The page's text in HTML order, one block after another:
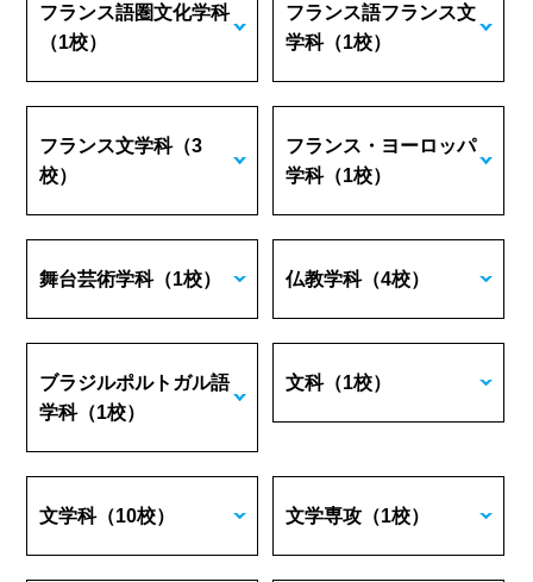
フランス語圏文化学科
（1校）
フランス語フランス文
学科（1校）
フランス文学科（3
校）
フランス・ヨーロッパ
学科（1校）
舞台芸術学科（1校） 仏教学科（4校）
ブラジルポルトガル語
学科（1校）
文科（1校）
文学科（10校） 文学専攻 （1校）